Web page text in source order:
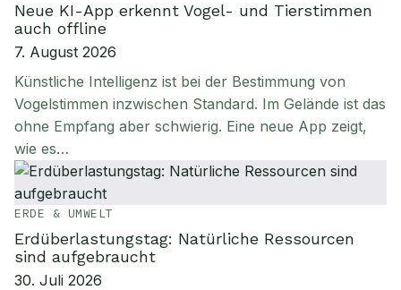
Neue KI-App erkennt Vogel- und Tierstimmen
auch offline
7. August 2026
Künstliche Intelligenz ist bei der Bestimmung von
Vogelstimmen inzwischen Standard. Im Gelände ist das
ohne Empfang aber schwierig. Eine neue App zeigt,
wie es…
ERDE & UMWELT
Erdüberlastungstag: Natürliche Ressourcen
sind aufgebraucht
30. Juli 2026